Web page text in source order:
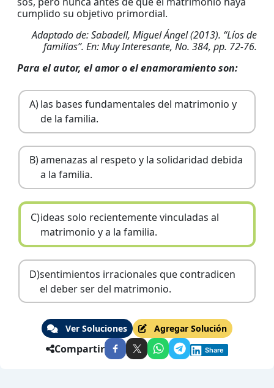
cumplido su objetivo primordial.
Adaptado de: Sabadell, Miguel Ángel (2013). “Líos de
familias”. En: Muy Interesante, No. 384, pp. 72-76.
Para el autor, el amor o el enamoramiento son:
A)las bases fundamentales del matrimonio y
de la familia.
B)amenazas al respeto y la solidaridad debida
a la familia.
C)ideas solo recientemente vinculadas al
matrimonio y a la familia.
D)sentimientos irracionales que contradicen
el deber ser del matrimonio.
Ver Soluciones Agregar Solución
Compartir Share